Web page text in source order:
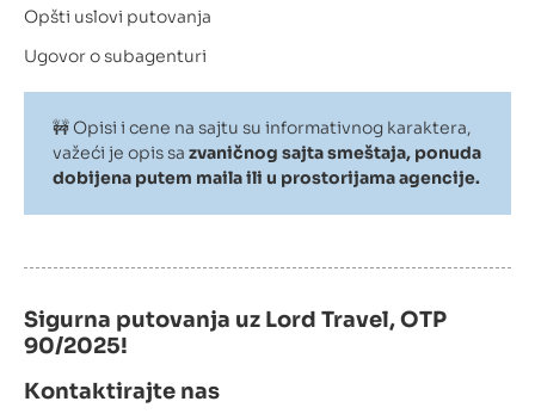
Opšti uslovi putovanja
Ugovor o subagenturi
🚧 Opisi i cene na sajtu su informativnog karaktera,
važeći je opis sa zvaničnog sajta smeštaja, ponuda
dobijena putem maila ili u prostorijama agencije.
Sigurna putovanja uz Lord Travel, OTP
90/2025!
Kontaktirajte nas